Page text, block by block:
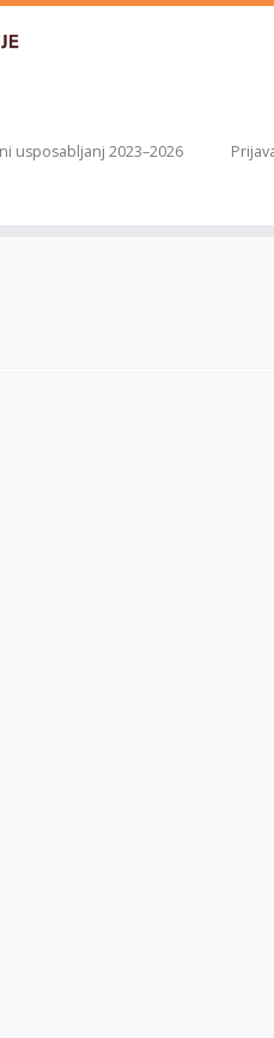
usposabljanj 2023–2026